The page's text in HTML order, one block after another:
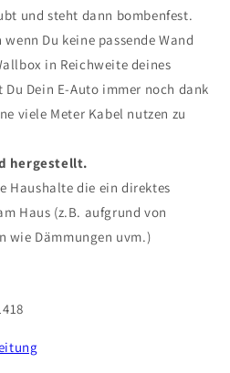
und steht dann bombenfest.
wenn Du keine passende Wand
in Reichweite deines
Dein E-Auto immer noch dank
viele Meter Kabel nutzen zu
hergestellt.
Haushalte die ein direktes
Haus (z.B. aufgrund von
wie Dämmungen uvm.)